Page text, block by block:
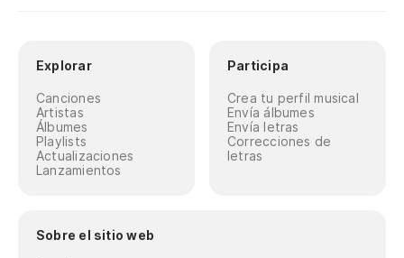
Explorar
Canciones
Artistas
Álbumes
Playlists
Actualizaciones
Lanzamientos
Participa
Crea tu perfil musical
Envía álbumes
Envía letras
Correcciones de
letras
Sobre el sitio web